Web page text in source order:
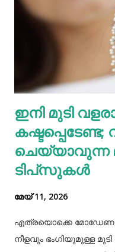
അയല്‍വാസി
അമ്മയെയും
മധുരയിലുള്ള ബന്ധുവിന്
വളർത്താൻ
ആദ്യം പറഞ്ഞത്.
നടത്തിയെങ്കിലും കുഞ്ഞ്
തുടർന്ന് അച്ഛനെ വീണ്ടും
തുടർന്ന് നടത...
ഇനി മുടി
കഷ്ടപ്പെടേണ്ട;
ചെയ്യാവുന്ന
ടിപ്‌സുകൾ
മേയ് 11, 2026
എത്രയൊക്കെ
നീളവും ഭംഗിയുമുള്ള